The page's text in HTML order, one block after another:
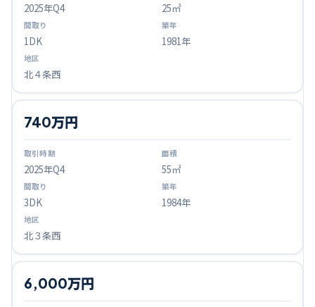
2025年Q4 25㎡
1DK 1981年
北４条西
2025年Q4
740万円
55㎡
3DK 1984年
北３条西
6,000万円